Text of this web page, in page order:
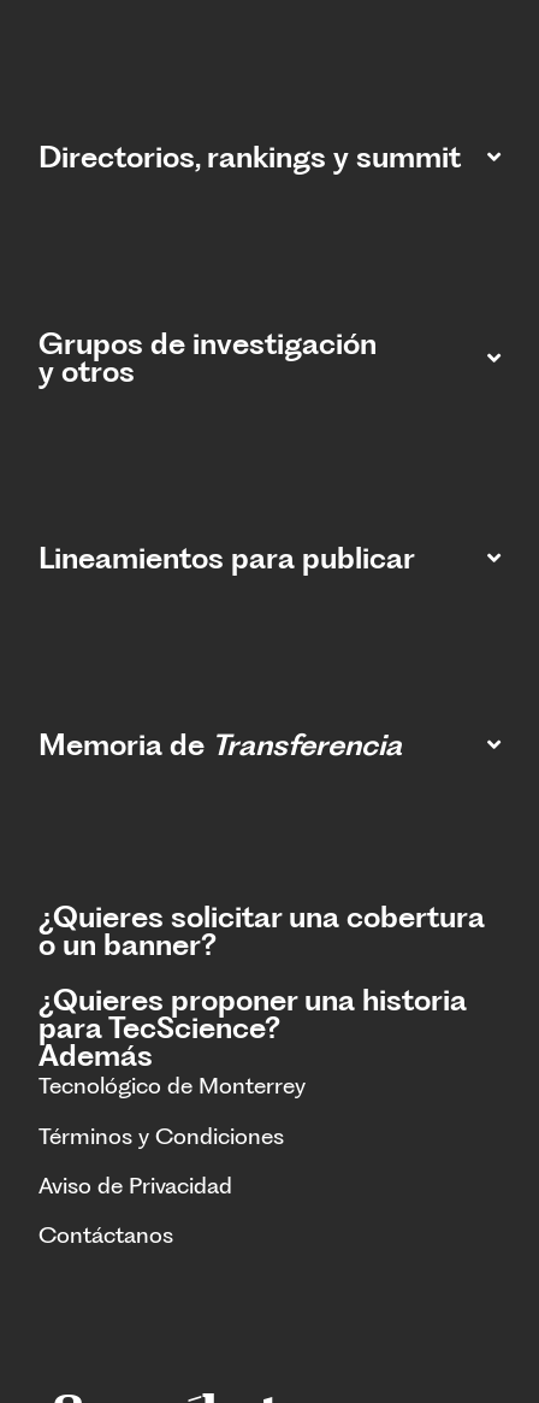
Directorios, rankings y summit
Grupos de investigación
y otros
Lineamientos para publicar
Memoria de Transferencia
¿Quieres solicitar una cobertura
o un banner?
¿Quieres proponer una historia
para TecScience?
Además
Tecnológico de Monterrey
Términos y Condiciones
Aviso de Privacidad
Contáctanos